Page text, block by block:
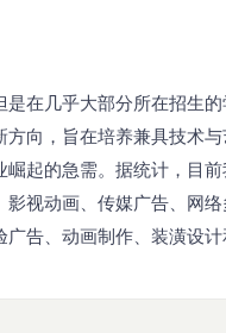
在几乎大部分所在招生
向，旨在培养兼具技术
起的急需。据统计，目
视动画、传媒广告、网
告、动画制作、装潢设计